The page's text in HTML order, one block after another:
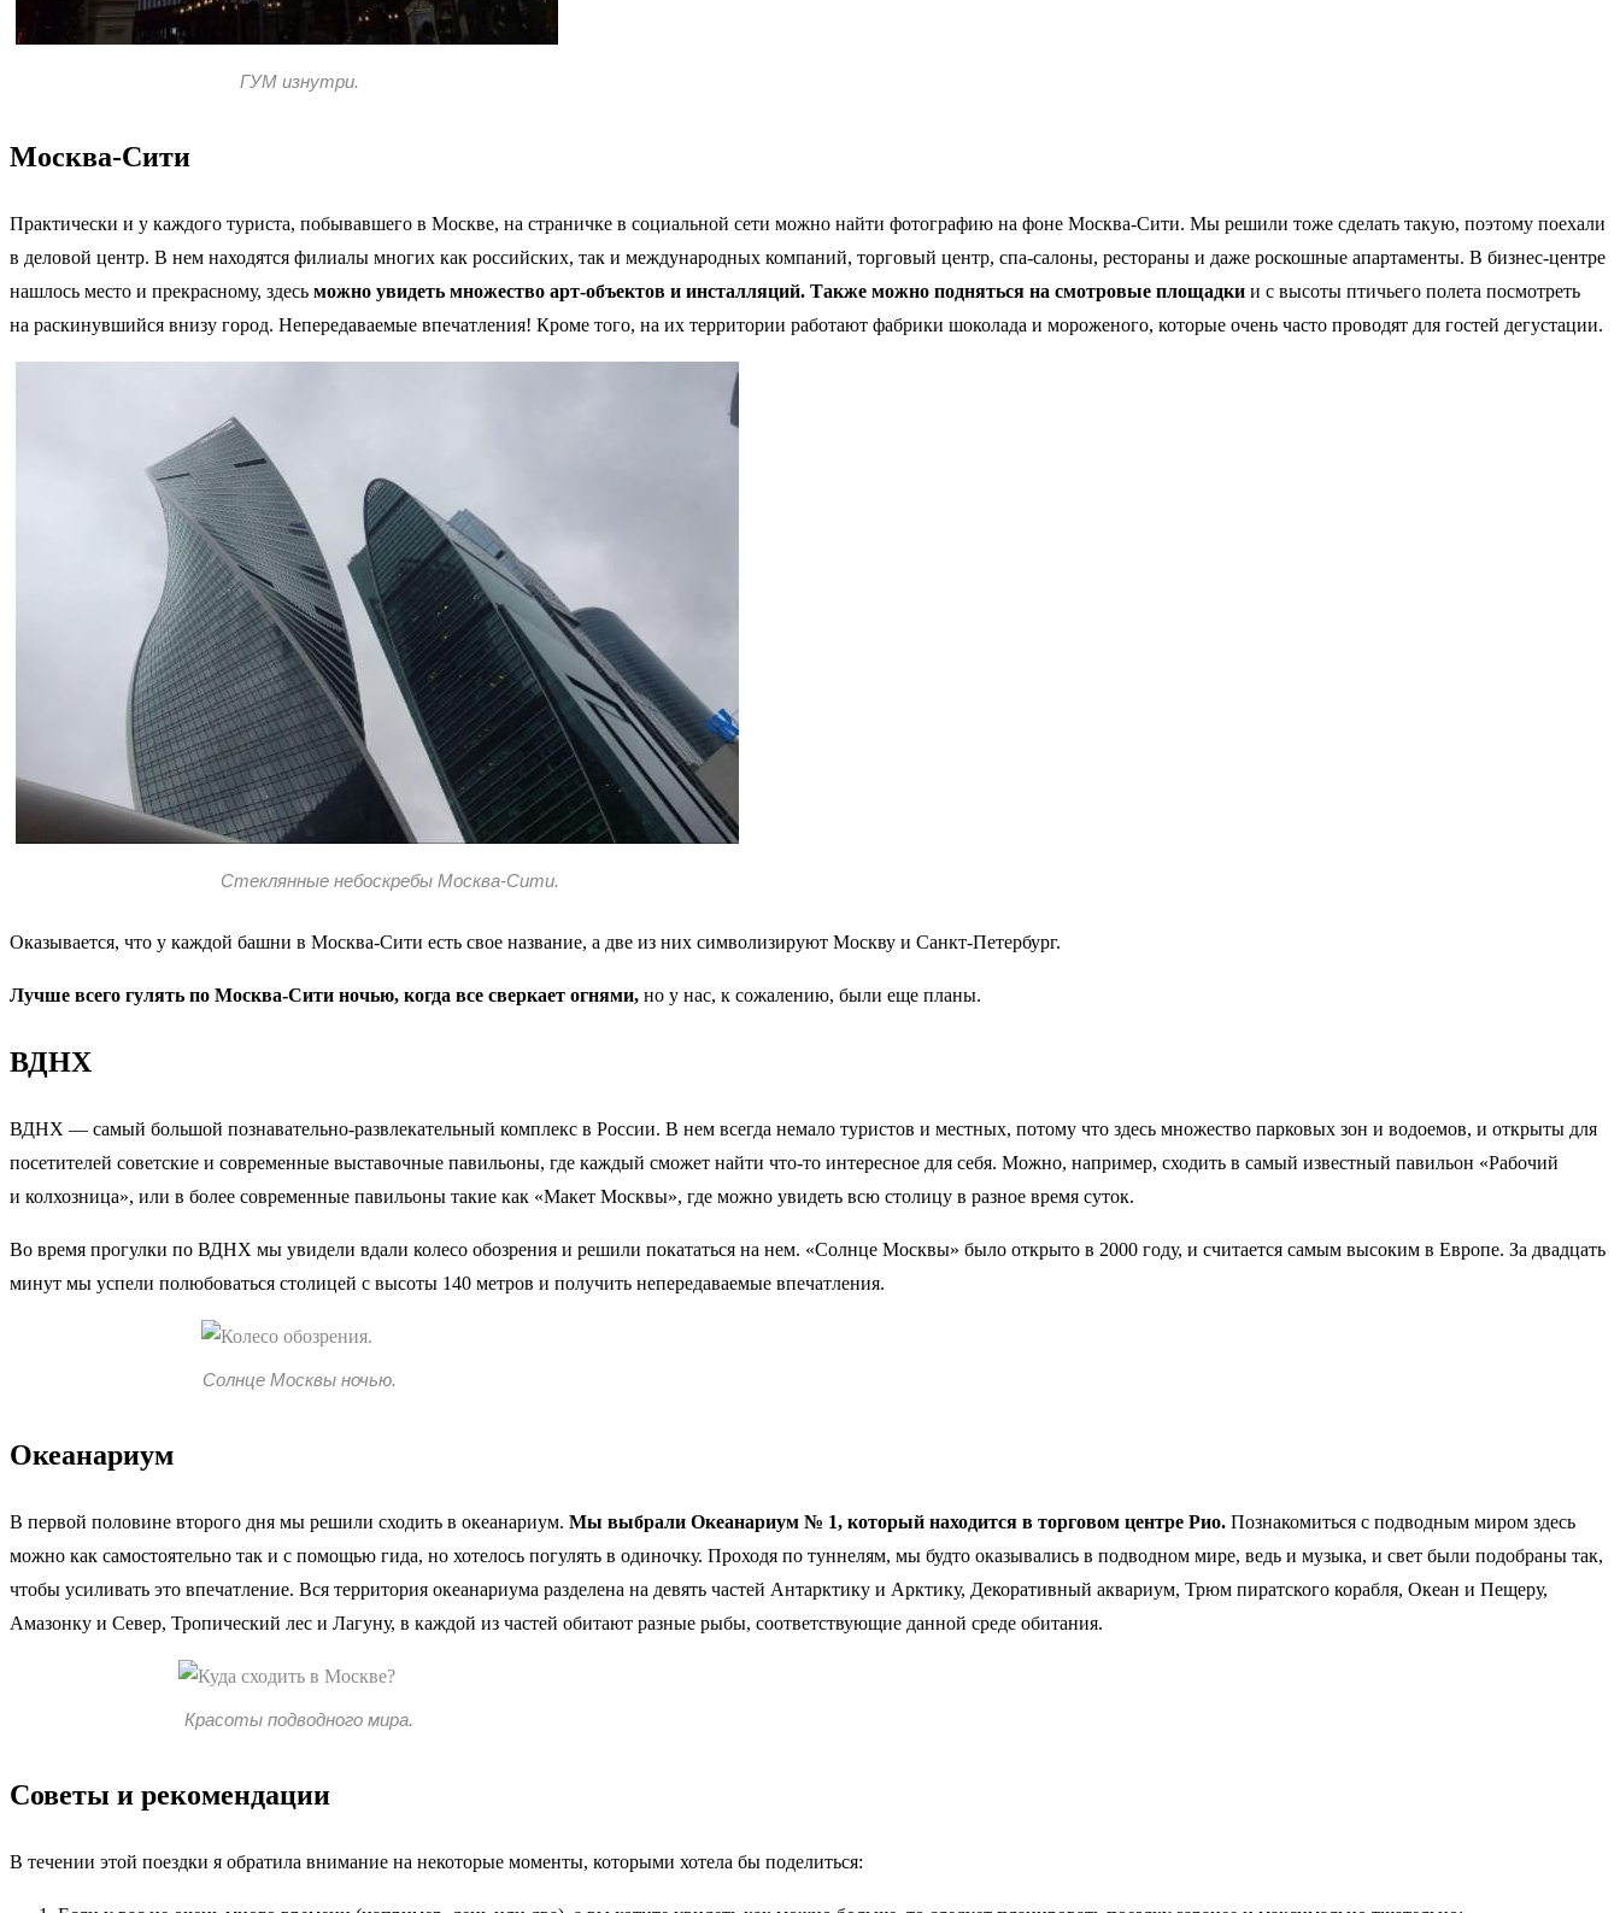
ГУМ изнутри.
Москва-Сити
Практически и у каждого туриста, побывавшего в Москве, на страничке в социальной сети можно найти фотографию на фоне Москва-Сити. Мы решили тоже сделать такую, поэтому поехали
в деловой центр. В нем находятся филиалы многих как российских, так и международных компаний, торговый центр, спа-салоны, рестораны и даже роскошные апартаменты. В бизнес-центре
нашлось место и прекрасному, здесь можно увидеть множество арт-объектов и инсталляций. Также можно подняться на смотровые площадки и с высоты птичьего полета посмотреть
на раскинувшийся внизу город. Непередаваемые впечатления! Кроме того, на их территории работают фабрики шоколада и мороженого, которые очень часто проводят для гостей дегустации.
Стеклянные небоскребы Москва-Сити.
Оказывается, что у каждой башни в Москва-Сити есть свое название, а две из них символизируют Москву и Санкт-Петербург.
Лучше всего гулять по Москва-Сити ночью, когда все сверкает огнями, но у нас, к сожалению, были еще планы.
ВДНХ
ВДНХ — самый большой познавательно-развлекательный комплекс в России. В нем всегда немало туристов и местных, потому что здесь множество парковых зон и водоемов, и открыты для
посетителей советские и современные выставочные павильоны, где каждый сможет найти что-то интересное для себя. Можно, например, сходить в самый известный павильон «Рабочий
и колхозница», или в более современные павильоны такие как «Макет Москвы», где можно увидеть всю столицу в разное время суток.
Во время прогулки по ВДНХ мы увидели вдали колесо обозрения и решили покататься на нем. «Солнце Москвы» было открыто в 2000 году, и считается самым высоким в Европе. За двадцать
минут мы успели полюбоваться столицей с высоты 140 метров и получить непередаваемые впечатления.
Солнце Москвы ночью.
Океанариум
В первой половине второго дня мы решили сходить в океанариум. Мы выбрали Океанариум № 1, который находится в торговом центре Рио. Познакомиться с подводным миром здесь
можно как самостоятельно так и с помощью гида, но хотелось погулять в одиночку. Проходя по туннелям, мы будто оказывались в подводном мире, ведь и музыка, и свет были подобраны так,
чтобы усиливать это впечатление. Вся территория океанариума разделена на девять частей Антарктику и Арктику, Декоративный аквариум, Трюм пиратского корабля, Океан и Пещеру,
Амазонку и Север, Тропический лес и Лагуну, в каждой из частей обитают разные рыбы, соответствующие данной среде обитания.
Красоты подводного мира.
Советы и рекомендации
В течении этой поездки я обратила внимание на некоторые моменты, которыми хотела бы поделиться: